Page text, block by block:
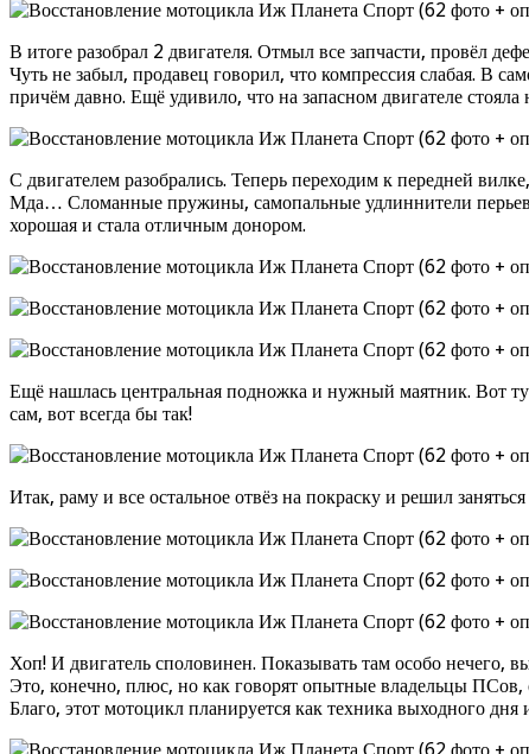
В итоге разобрал 2 двигателя. Отмыл все запчасти, провёл
Чуть не забыл, продавец говорил, что компрессия слабая. В
причём давно. Ещё удивило, что на запасном двигателе
С двигателем разобрались. Теперь переходим к передней
Мда… Сломанные пружины, самопальные удлиннители перьев,
хорошая и стала отличным донором.
Ещё нашлась центральная подножка и нужный маятник. Вот
сам, вот всегда бы так!
Итак, раму и все остальное отвёз на покраску и решил
Хоп! И двигатель споловинен. Показывать там особо нечего,
Это, конечно, плюс, но как говорят опытные владельцы ПСов,
Благо, этот мотоцикл планируется как техника выходного